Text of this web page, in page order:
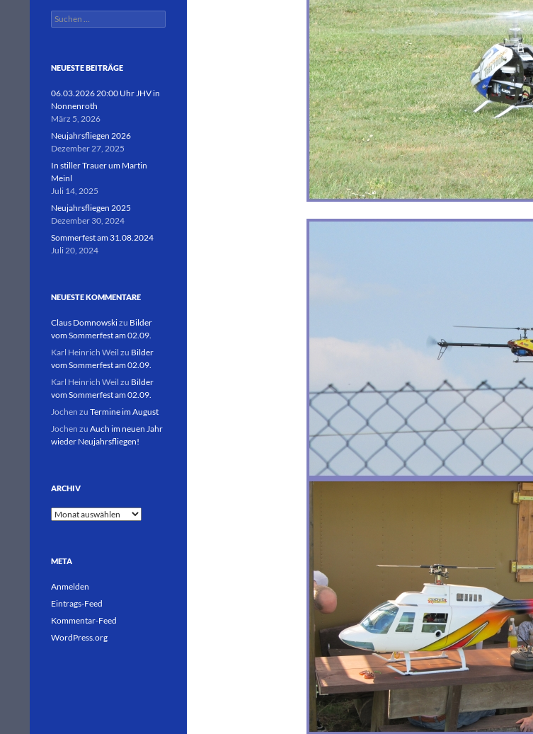
Suchen
nach:
NEUESTE BEITRÄGE
06.03.2026 20:00 Uhr JHV in
Nonnenroth
März 5, 2026
Neujahrsfliegen 2026
Dezember 27, 2025
In stiller Trauer um Martin
Meinl
Juli 14, 2025
Neujahrsfliegen 2025
Dezember 30, 2024
Sommerfest am 31.08.2024
Juli 20, 2024
NEUESTE KOMMENTARE
Claus Domnowskizu Bilder
vom Sommerfest am 02.09.
Karl Heinrich Weil zu Bilder
vom Sommerfest am 02.09.
Karl Heinrich Weil zu Bilder
vom Sommerfest am 02.09.
Jochen zu Termine im August
Jochen zu Auch im neuen Jahr
wieder Neujahrsfliegen!
ARCHIV
Archiv
META
Anmelden
Eintrags-Feed
Kommentar-Feed
WordPress.org